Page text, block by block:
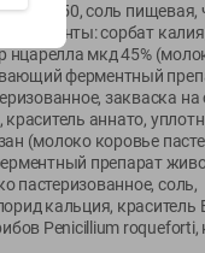
Е1450, соль пищевая,
сорбат
нцарелла мкд 45%
ферментный
закваска на
аннато,
(молоко коровье
препарат
пастеризованное, соль,
кальция, краситель
Penicillium roqueforti,